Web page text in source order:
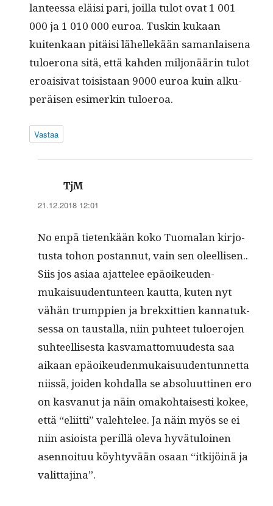
lanteessa eläisi pari, joil­la tulot ovat 1 001
000 ja 1 010 000 euroa. Tuskin kukaan
kuitenkaan pitäisi lähellekään saman­laise­na
tulo­erona sitä, että kah­den miljonäärin tulot
eroaisi­vat toi­sis­taan 9000 euroa kuin alku­
peräisen esimerkin tuloeroa.
Vastaa
TjMsanoo:
21.12.2018 12:01
No enpä tietenkään koko Tuo­ma­lan kir­jo­
tus­ta tohon postan­nut, vain sen oleellisen..
Siis jos asi­aa ajat­telee epäoikeu­den­
mukaisu­u­den­tun­teen kaut­ta, kuten nyt
vähän trump­pi­en ja brekxit­tien kan­natuk­
ses­sa on taustal­la, niin puh­teet tulo­ero­jen
suh­teel­lis­es­ta kas­va­mat­to­muud­es­ta saa
aikaan epäoikeu­den­mukaisu­u­den­tun­net­ta
niis­sä, joiden kohdal­la se absolu­ut­ti­nen ero
on kas­vanut ja näin omako­htais­es­ti kokee,
että “eli­it­ti” vale­htelee. Ja näin myös se ei
niin asioista per­il­lä ole­va hyvä­tu­loinen
asen­noituu köy­htyvään osaan “itk­i­jöinä ja
valittajina”.